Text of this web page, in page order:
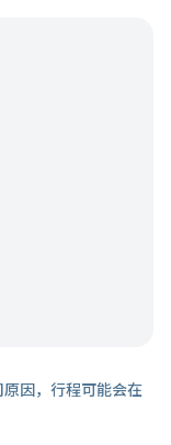
因，行程可能会在